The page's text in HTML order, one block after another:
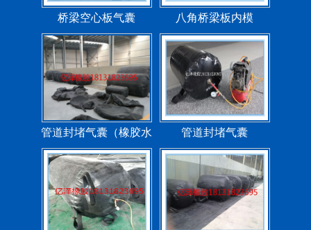
管道封堵气囊（橡胶水
堵）
管道封堵气囊
污水管道封堵气囊 管道堵水气囊